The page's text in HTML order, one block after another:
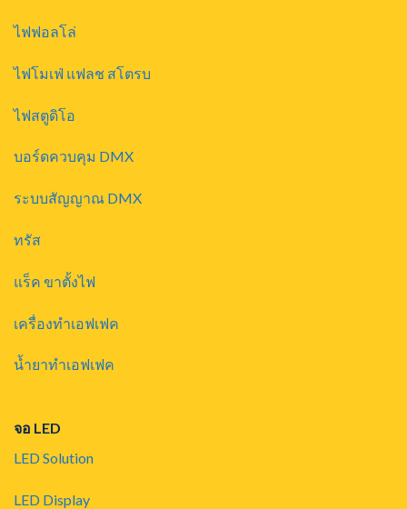
ไฟฟอลโล่
ไฟโมเฟ่ แฟลช สโตรบ
ไฟสตูดิโอ
บอร์ดควบคุม DMX
ระบบสัญญาณ DMX
ทรัส
แร็ค ขาตั้งไฟ
เครื่องทำเอฟเฟค
น้ำยาทำเอฟเฟค
จอ LED
LED Solution
LED Display